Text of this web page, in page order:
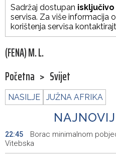
Sadržaj dostupan
servisa. Za više informacija
korištenja servisa
(FENA) M. L.
Početna > Svijet
NASILJE JUŽNA AFRIKA
22:45
Borac minimalnom
Vitebska